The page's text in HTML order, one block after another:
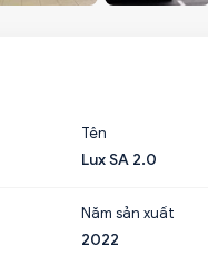
Tên
Lux SA 2.0
Năm sản xuất
2022